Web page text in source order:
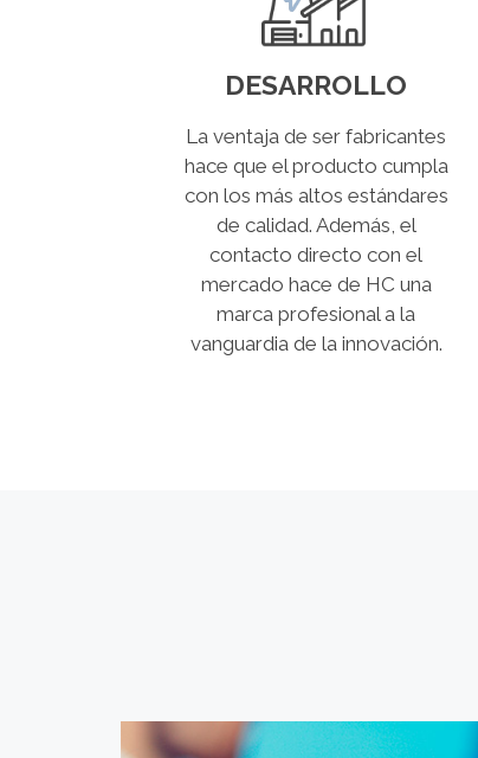
DESARROLLO
La ventaja de ser fabricantes
hace que el producto cumpla
con los más altos estándares
de calidad. Además, el
contacto directo con el
mercado hace de HC una
marca profesional a la
vanguardia de la innovación.